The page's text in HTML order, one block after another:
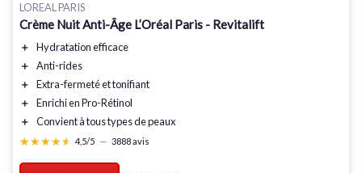
LOREAL PARIS
Crème Nuit Anti-Âge L’Oréal Paris - Revitalift
＋ Hydratationefficace
＋
Anti-rides
＋
Extra-fermetéet tonifiant
＋
Enrichien Pro-Rétinol
＋
Convientà tous types de peaux
★★★★★
★★★★★ 4,5/5 — 3888 avis